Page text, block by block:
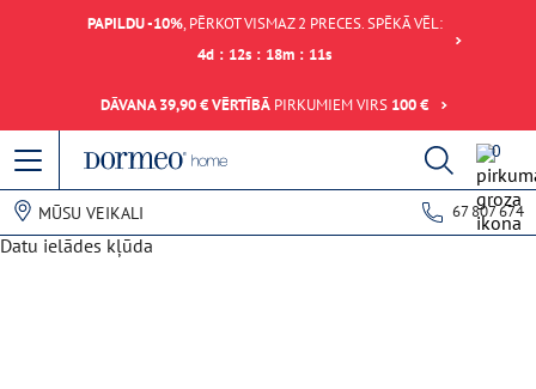
PAPILDU -10%, PĒRKOT VISMAZ 2 PRECES. SPĒKĀ VĒL:
4d : 12s : 18m : 11s
DĀVANA 39,90 € VĒRTĪBĀ PIRKUMIEM VIRS 100 €
0
MŪSU VEIKALI 67 807 674
Datu ielādes kļūda